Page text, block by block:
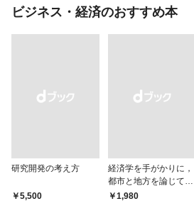
ビジネス・経済のおすすめ本
研究開発の考え方
￥5,500
経済学を手がかりに，
都市と地方を論じてみ
よう
￥1,980